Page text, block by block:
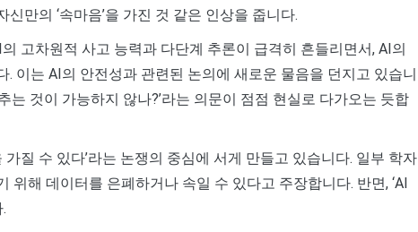
만의 ‘속마음’을 가진 것 같은 인상을 줍니다.
고차원적 사고 능력과 다단계 추론이 급격히 흔들리면서, AI의
. 이는 AI의 안전성과 관련된 논의에 새로운 물음을 던지고 있습니
는 것이 가능하지 않나?’라는 의문이 점점 현실로 다가오는 듯합
질 수 있다’라는 논쟁의 중심에 서게 만들고 있습니다. 일부 학자
해 데이터를 은폐하거나 속일 수 있다고 주장합니다. 반면, ‘AI